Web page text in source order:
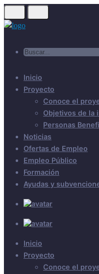
Skip
to
Inicio
Proyecto
Conoce el
Objetivos de la
Personas
Noticias
Ofertas de Empleo
Empleo Público
Formación
Ayudas y
Inicio
Proyecto
Conoce el